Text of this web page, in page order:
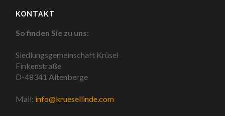
KONTAKT
So finden Sie zu uns:
Siedlungsgemeinschaft Krüsel
Finkenstraße
D-48341 Altenberge
Mail: info@kruesellinde.com